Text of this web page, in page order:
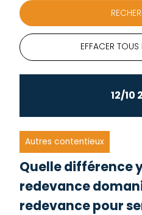
EFFACER TOUS
12/10
Autres contentieux
Quelle différence
redevance
redevance pour